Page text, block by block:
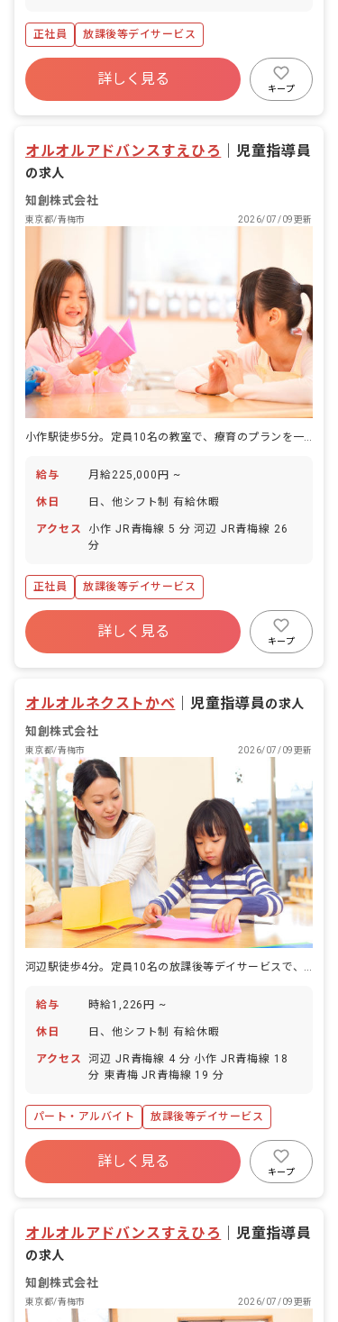
正社員 放課後等デイサービス
詳しく見る
キープ
オルオルアドバンスすえひろ 児童指導員
の求人
知創株式会社
東京都/青梅市 2026/07/09更新
給与 月給225,000円 ~
休日 日、他シフト制 有給休暇
アクセス
小作 JR青梅線 5 分 河辺 JR青梅線 26
分
正社員 放課後等デイサービス
詳しく見る
キープ
オルオルネクストかべ 児童指導員の求人
知創株式会社
東京都/青梅市 2026/07/09更新
河辺駅徒歩4分。定員10名の放課後等デイサービスで、子どもの成長に寄り添う仕事です。
給与 時給1,226円 ~
休日 日、他シフト制 有給休暇
アクセス
河辺 JR青梅線 4 分 小作 JR青梅線 18
分 東青梅 JR青梅線 19 分
パート・アルバイト 放課後等デイサービス
詳しく見る
キープ
オルオルアドバンスすえひろ 児童指導員
の求人
知創株式会社
東京都/青梅市 2026/07/09更新